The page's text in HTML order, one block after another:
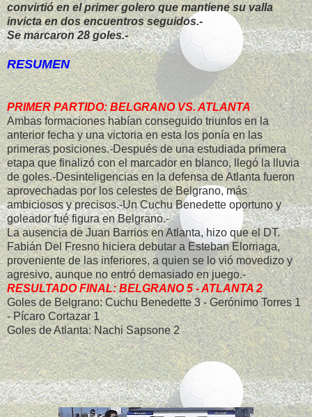
convirtió en el primer golero que mantiene su valla
invicta en dos encuentros seguidos.-
Se marcaron 28 goles.-
RESUMEN
PRIMER PARTIDO: BELGRANO VS. ATLANTA
Ambas formaciones habían conseguido triunfos en la
anterior fecha y una victoria en esta los ponía en las
primeras posiciones.-Después de una estudiada primera
etapa que finalizó con el marcador en blanco, llegó la lluvia
de goles.-Desinteligencias en la defensa de Atlanta fueron
aprovechadas por los celestes de Belgrano, más
ambiciosos y precisos.-Un Cuchu Benedette oportuno y
goleador fué figura en Belgrano.-
La ausencia de Juan Barrios en Atlanta, hizo que el DT.
Fabián Del Fresno hiciera debutar a Esteban Elorriaga,
proveniente de las inferiores, a quien se lo vió movedizo y
agresivo, aunque no entró demasiado en juego.-
RESULTADO FINAL: BELGRANO 5 - ATLANTA 2
Goles de Belgrano: Cuchu Benedette 3 - Gerónimo Torres 1
- Pícaro Cortazar 1
Goles de Atlanta: Nachi Sapsone 2